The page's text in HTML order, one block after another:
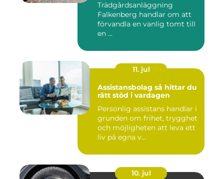
Trädgårdsanläggning
Falkenberg handlar om att
förvandla en vanlig tomt till
en ...
11. jul
Assistansbolag så hittar du
rätt stöd i vardagen
Personlig assistans handlar i
grunden om frihet, trygghet
och möjligheten att leva ett
liv på egna v...
10. jul